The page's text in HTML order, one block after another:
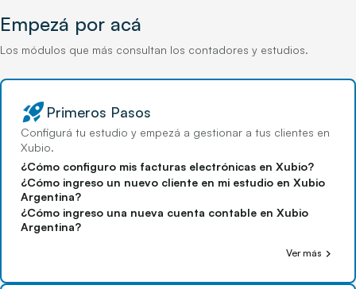
Empezá por acá
Los módulos que más consultan los contadores y estudios.
rocket_launch Primeros Pasos
Configurá tu estudio y empezá a gestionar a tus clientes en
Xubio.
¿Cómo configuro mis facturas electrónicas en Xubio?
¿Cómo ingreso un nuevo cliente en mi estudio en Xubio
Argentina?
¿Cómo ingreso una nueva cuenta contable en Xubio
Argentina?
Ver más chevron_right